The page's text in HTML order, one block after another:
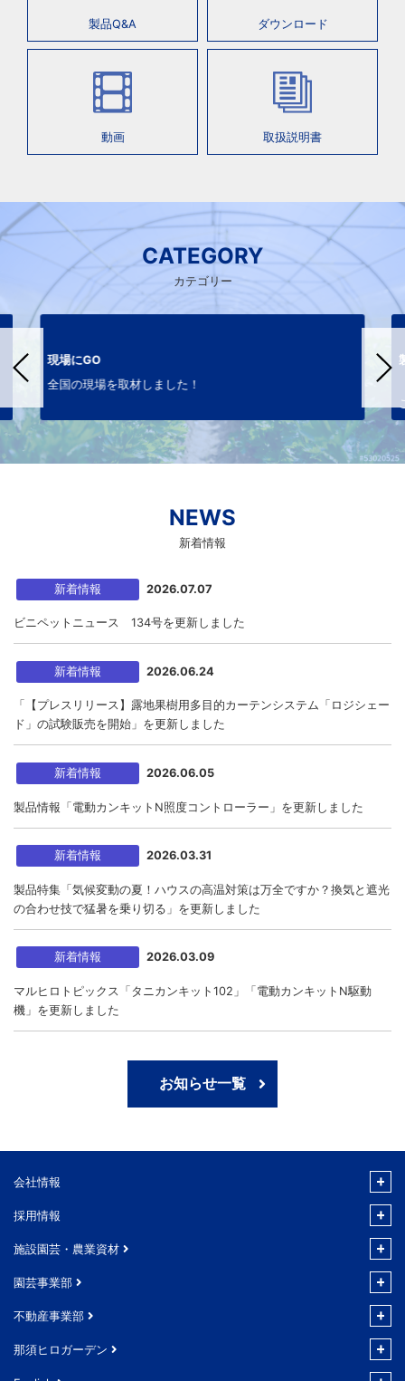
製品Q&A ダウンロード
動画 取扱説明書
CATEGORY
カテゴリー
現場にGO
全国の現場を取材しました！
NEWS
新着情報
新着情報 2026.07.07
ビニペットニュース 134号を更新しました
新着情報 2026.06.24
「【プレスリリース】露地果樹用多目的カーテンシステム「ロジシェー
ド」の試験販売を開始」を更新しました
新着情報 2026.06.05
製品情報「電動カンキットN照度コントローラー」を更新しました
新着情報 2026.03.31
製品特集「気候変動の夏！ハウスの高温対策は万全ですか？換気と遮光
の合わせ技で猛暑を乗り切る」を更新しました
新着情報 2026.03.09
マルヒロトピックス「タニカンキット102」「電動カンキットN駆動
機」を更新しました
お知らせ一覧
会社情報
採用情報
施設園芸・農業資材
園芸事業部
不動産事業部
那須ヒロガーデン